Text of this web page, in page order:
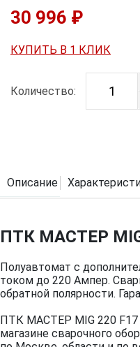
30 996 ₽
КУПИТЬ В 1 КЛИК
Количество:
Описание
ПТК МАСТЕР
Полуавтомат с
током до 220 Ампер.
обратной полярности.
ПТК МАСТЕР MIG 220
магазине сварочного